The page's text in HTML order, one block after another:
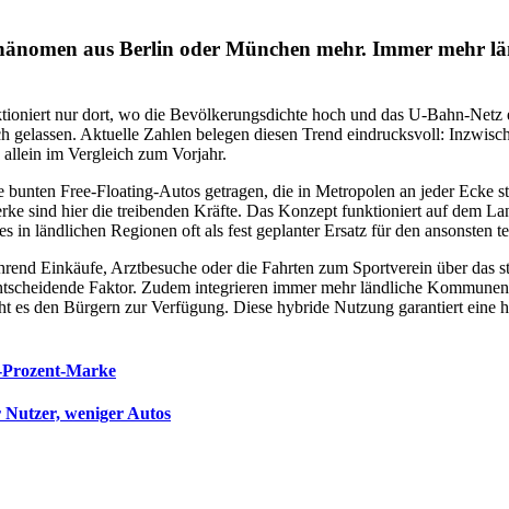
aus Berlin oder München mehr. Immer mehr
nur dort, wo die Bevölkerungsdichte hoch und das U-Bahn-
gelassen. Aktuelle Zahlen belegen diesen Trend eindrucksvoll:
allein im Vergleich zum Vorjahr.
Free-Floating-Autos getragen, die in Metropolen an jeder Ecke
sind hier die treibenden Kräfte. Das Konzept funktioniert auf dem
in ländlichen Regionen oft als fest geplanter Ersatz für den ansonsten
Einkäufe, Arztbesuche oder die Fahrten zum Sportverein über
Faktor. Zudem integrieren immer mehr ländliche
es den Bürgern zur Verfügung. Diese hybride Nutzung garantiert
Marke
weniger Autos